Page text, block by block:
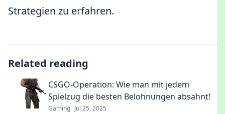
Strategien zu erfahren.
Related reading
CSGO-Operation: Wie man mit jedem
Spielzug die besten Belohnungen absahnt!
Gaming Jul 25, 2025